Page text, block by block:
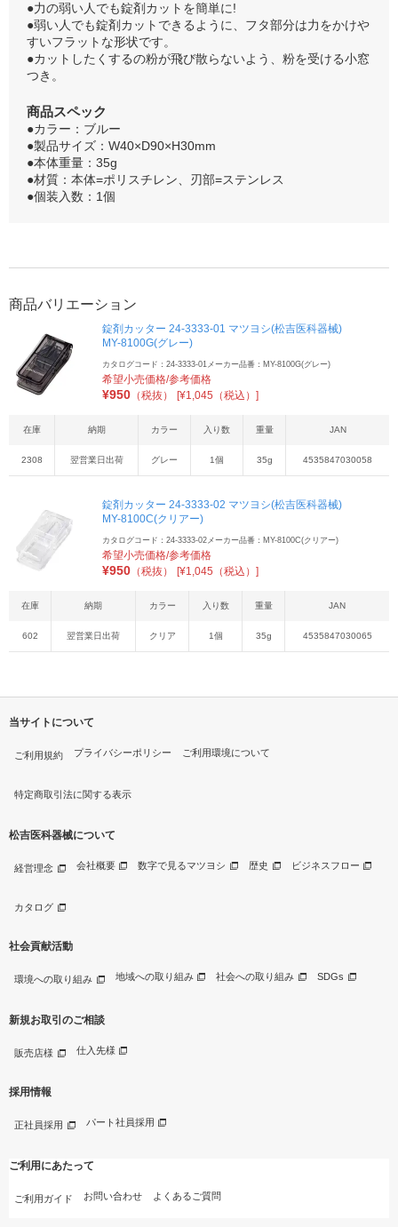
●力の弱い人でも錠剤カットを簡単に!
●弱い人でも錠剤カットできるように、フタ部分は力をかけや
すいフラットな形状です。
●カットしたくするの粉が飛び散らないよう、粉を受ける小窓
つき。
商品スペック
●カラー：ブルー
●製品サイズ：W40×D90×H30mm
●本体重量：35g
●材質：本体=ポリスチレン、刃部=ステンレス
●個装入数：1個
商品バリエーション
錠剤カッター 24-3333-01 マツヨシ(松吉医科器械)
MY-8100G(グレー)
カタログコード：24-3333-01メーカー品番：MY-8100G(グレー)
希望小売価格/参考価格
¥950 （税抜） [¥1,045（税込）]
在庫 納期 カラー 入り数 重量 JAN
2308 翌営業日出荷 グレー 1個 35g 4535847030058
錠剤カッター 24-3333-02 マツヨシ(松吉医科器械)
MY-8100C(クリアー)
カタログコード：24-3333-02メーカー品番：MY-8100C(クリアー)
希望小売価格/参考価格
¥950 （税抜） [¥1,045（税込）]
在庫 納期 カラー 入り数 重量 JAN
602 翌営業日出荷 クリア 1個 35g 4535847030065
当サイトについて
ご利用規約 プライバシーポリシー ご利用環境について
特定商取引法に関する表示
松吉医科器械について
経営理念 会社概要 数字で見るマツヨシ 歴史 ビジネスフロー
カタログ
社会貢献活動
環境への取り組み 地域への取り組み 社会への取り組み SDGs
新規お取引のご相談
販売店様 仕入先様
採用情報
正社員採用 パート社員採用
ご利用にあたって
ご利用ガイド お問い合わせ よくあるご質問